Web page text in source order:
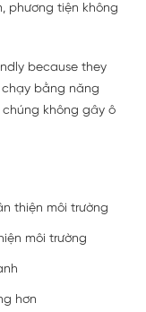
phương tiện không
because they
bằng năng
chúng không gây ô
thiện môi trường
môi trường
hơn